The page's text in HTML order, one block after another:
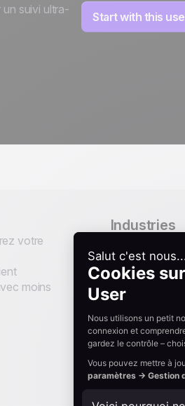
suivi ultra-
Start with this
votre
moins
Industries
E-commerce
Santé
Immobilier
Tourisme